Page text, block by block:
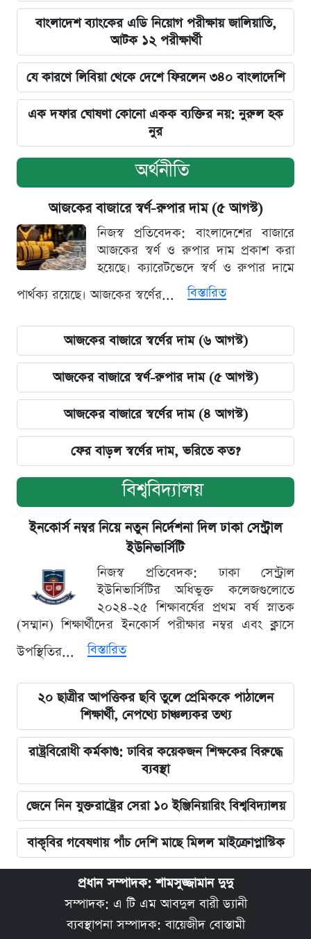
বাংলাদেশ ব্যাংকের এডি নিয়োগ পরীক্ষায় জালিয়াতি,
আটক ১২ পরীক্ষার্থী
যে কারণে লিবিয়া থেকে দেশে ফিরলেন ৩৪০ বাংলাদেশি
এক দফার ঘোষণা কোনো একক ব্যক্তির নয়: নুরুল হক
নুর
অর্থনীতি
আজকের বাজারে স্বর্ণ-রুপার দাম (৫ আগস্ট)
নিজস্ব প্রতিবেদক: বাংলাদেশের বাজারে
আজকের স্বর্ণ ও রুপার দাম প্রকাশ করা
হয়েছে। ক্যারেটভেদে স্বর্ণ ও রুপার দামে
পার্থক্য রয়েছে। আজকের স্বর্ণের...
বিস্তারিত
আজকের বাজারে স্বর্ণের দাম (৬ আগস্ট)
আজকের বাজারে স্বর্ণ-রুপার দাম (৫ আগস্ট)
আজকের বাজারে স্বর্ণের দাম (৪ আগস্ট)
ফের বাড়ল স্বর্ণের দাম, ভরিতে কত?
বিশ্ববিদ্যালয়
ইনকোর্স নম্বর নিয়ে নতুন নির্দেশনা দিল ঢাকা সেন্ট্রাল
ইউনিভার্সিটি
নিজস্ব প্রতিবেদক: ঢাকা সেন্ট্রাল
ইউনিভার্সিটির অধিভুক্ত কলেজগুলোতে
২০২৪-২৫ শিক্ষাবর্ষের প্রথম বর্ষ স্নাতক
(সম্মান) শিক্ষার্থীদের ইনকোর্স পরীক্ষার নম্বর এবং ক্লাসে
উপস্থিতির...
বিস্তারিত
২০ ছাত্রীর আপত্তিকর ছবি তুলে প্রেমিককে পাঠালেন
শিক্ষার্থী, নেপথ্যে চাঞ্চল্যকর তথ্য
রাষ্ট্রবিরোধী কর্মকাণ্ড: ঢাবির কয়েকজন শিক্ষকের বিরুদ্ধে
ব্যবস্থা
জেনে নিন যুক্তরাষ্ট্রের সেরা ১০ ইঞ্জিনিয়ারিং বিশ্ববিদ্যালয়
বাকৃবির গবেষণায় পাঁচ দেশি মাছে মিলল মাইক্রোপ্লাস্টিক
প্রধান সম্পাদক: শামসুজ্জামান দুদু
সম্পাদক: এ টি এম আবদুল বারী ড্যানী
ব্যবস্থাপনা সম্পাদক: বায়েজীদ বোস্তামী